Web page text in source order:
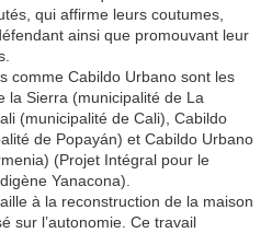
qui affirme leurs coutumes,
ainsi que promouvant leur
comme Cabildo Urbano sont les
la Sierra (municipalité de La
(municipalité de Cali), Cabildo
de Popayán) et Cabildo Urbano
(Projet Intégral pour le
Yanacona).
à la reconstruction de la maison
sur l’autonomie. Ce travail